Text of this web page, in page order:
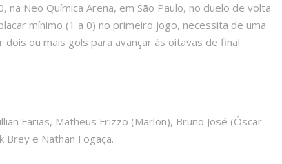
Neo Química Arena, em São Paulo, no duelo de volta
mínimo (1 a 0) no primeiro jogo, necessita de uma
ou mais gols para avançar às oitavas de final.
Farias, Matheus Frizzo (Marlon), Bruno José (Óscar
Brey e Nathan Fogaça.